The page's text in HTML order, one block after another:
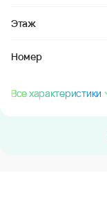
Этаж
Номер
Все характеристики